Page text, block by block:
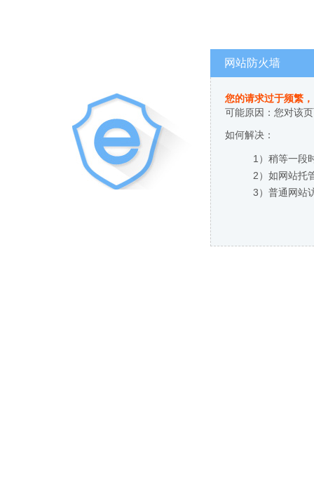
网站防火墙
您的请求过于频繁
可能原因：您对该
如何解决：
1）稍等一段
2）如网站托
3）普通网站